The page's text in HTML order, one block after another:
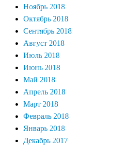
Ноябрь 2018
Октябрь 2018
Сентябрь 2018
Август 2018
Июль 2018
Июнь 2018
Май 2018
Апрель 2018
Март 2018
Февраль 2018
Январь 2018
Декабрь 2017